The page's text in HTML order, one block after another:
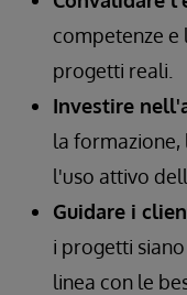
competenze
progetti reali.
Investire
la
l'uso attivo
Guidare i
i progetti
linea con le